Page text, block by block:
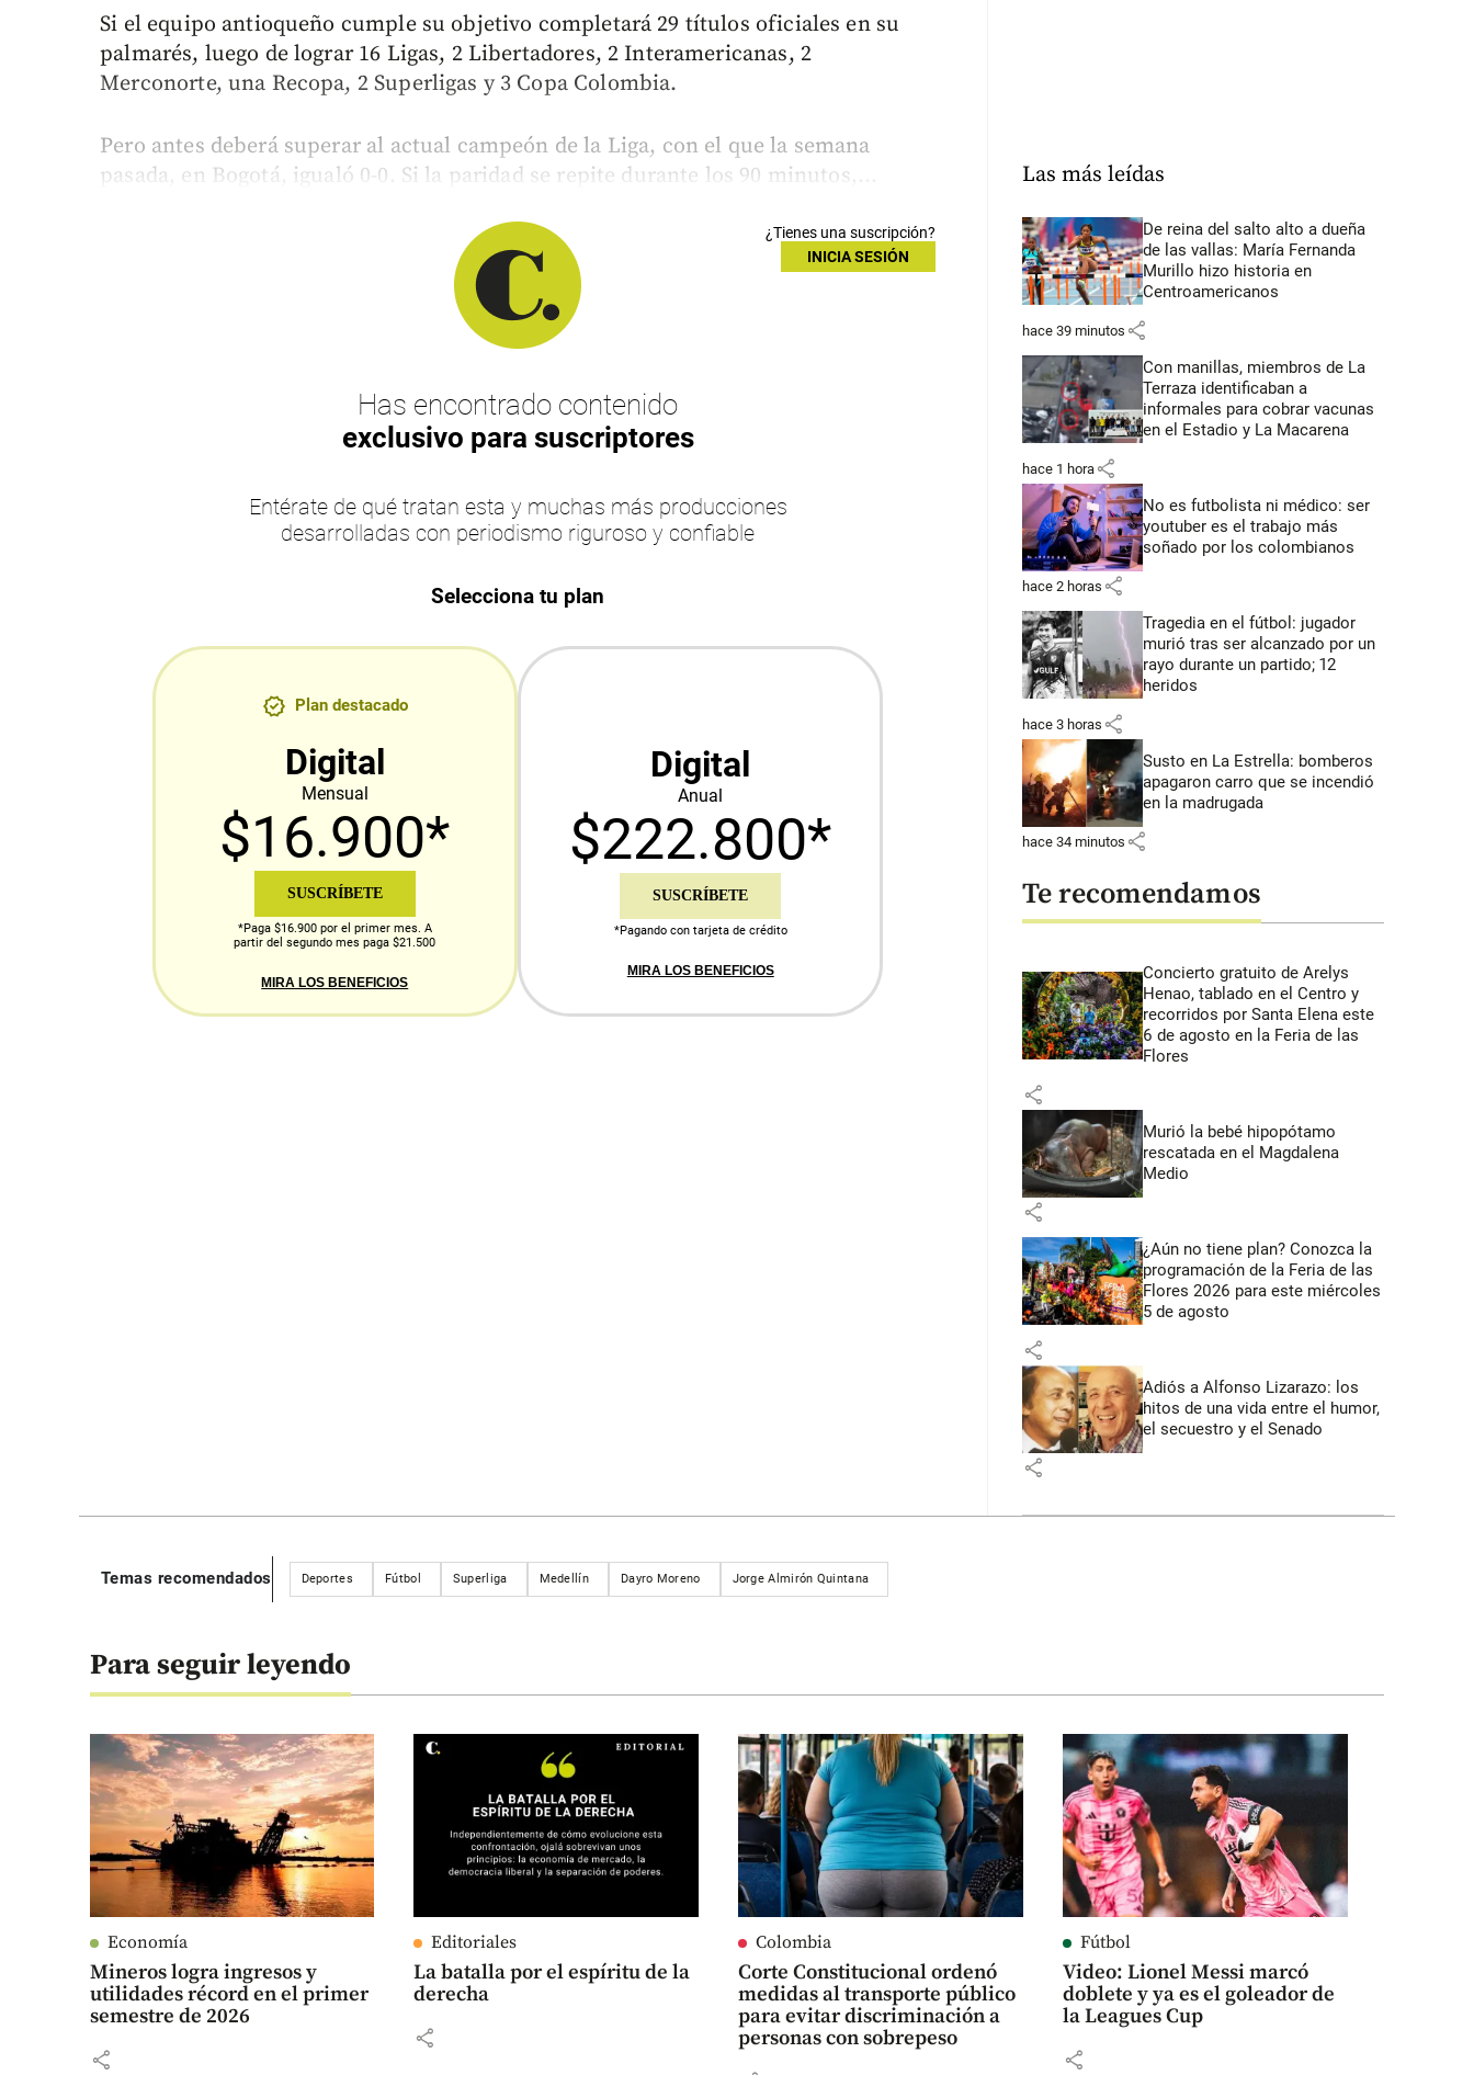
Si el equipo antioqueño cumple su objetivo completará 29 títulos oficiales en su
palmarés, luego de lograr 16 Ligas, 2 Libertadores, 2 Interamericanas, 2
Merconorte, una Recopa, 2 Superligas y 3 Copa Colombia.
Pero antes deberá superar al actual campeón de la Liga, con el que la semana
pasada, en Bogotá, igualó 0-0. Si la paridad se repite durante los 90 minutos,...
¿Tienes una suscripción?
INICIA SESIÓN
Has encontrado contenido
exclusivo para suscriptores
Entérate de qué tratan esta y muchas más producciones
desarrolladas con periodismo riguroso y confiable
Selecciona tu plan
Plan destacado
Digital
Mensual
$16.900*
SUSCRÍBETE
*Paga $16.900 por el primer mes. A
partir del segundo mes paga $21.500
MIRA LOS BENEFICIOS
Digital
Anual
$222.800*
SUSCRÍBETE
*Pagando con tarjeta de crédito
MIRA LOS BENEFICIOS
Las más leídas
De reina del salto alto a dueña
de las vallas: María Fernanda
Murillo hizo historia en
Centroamericanos
hace 39 minutos share
Con manillas, miembros de La
Terraza identificaban a
informales para cobrar vacunas
en el Estadio y La Macarena
hace 1 hora share
No es futbolista ni médico: ser
youtuber es el trabajo más
soñado por los colombianos
hace 2 horas share
Tragedia en el fútbol: jugador
murió tras ser alcanzado por un
rayo durante un partido; 12
heridos
hace 3 horas share
Susto en La Estrella: bomberos
apagaron carro que se incendió
en la madrugada
hace 34 minutos share
Te recomendamos
Concierto gratuito de Arelys
Henao, tablado en el Centro y
recorridos por Santa Elena este
6 de agosto en la Feria de las
Flores
share
Murió la bebé hipopótamo
rescatada en el Magdalena
Medio
share
¿Aún no tiene plan? Conozca la
programación de la Feria de las
Flores 2026 para este miércoles
5 de agosto
share
Adiós a Alfonso Lizarazo: los
hitos de una vida entre el humor,
el secuestro y el Senado
share
Temas recomendados Deportes Fútbol Superliga Medellín Dayro Moreno Jorge Almirón Quintana
Para seguir leyendo
Economía
Mineros logra ingresos y
utilidades récord en el primer
semestre de 2026
share
Editoriales
La batalla por el espíritu de la
derecha
share
Colombia
Corte Constitucional ordenó
medidas al transporte público
para evitar discriminación a
personas con sobrepeso
Fútbol
Video: Lionel Messi marcó
doblete y ya es el goleador de
la Leagues Cup
share